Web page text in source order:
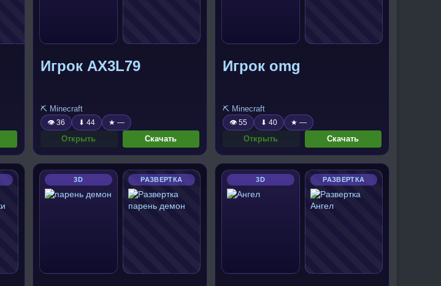
Игрок AX3L79
⛏️ Minecraft
👁 36 ⬇ 44 ★ —
Открыть Скачать
Игрок omg
⛏️ Minecraft
👁 55 ⬇ 40 ★ —
Открыть Скачать
3D РАЗВЕРТКА 3D РАЗВЕРТКА